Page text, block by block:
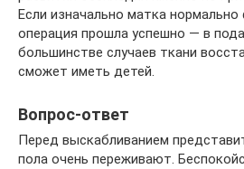
Если изначально матка нормально
операция прошла успешно — в
большинстве случаев ткани
сможет иметь детей.
Вопрос-ответ
Перед выскабливанием
пола очень переживают.